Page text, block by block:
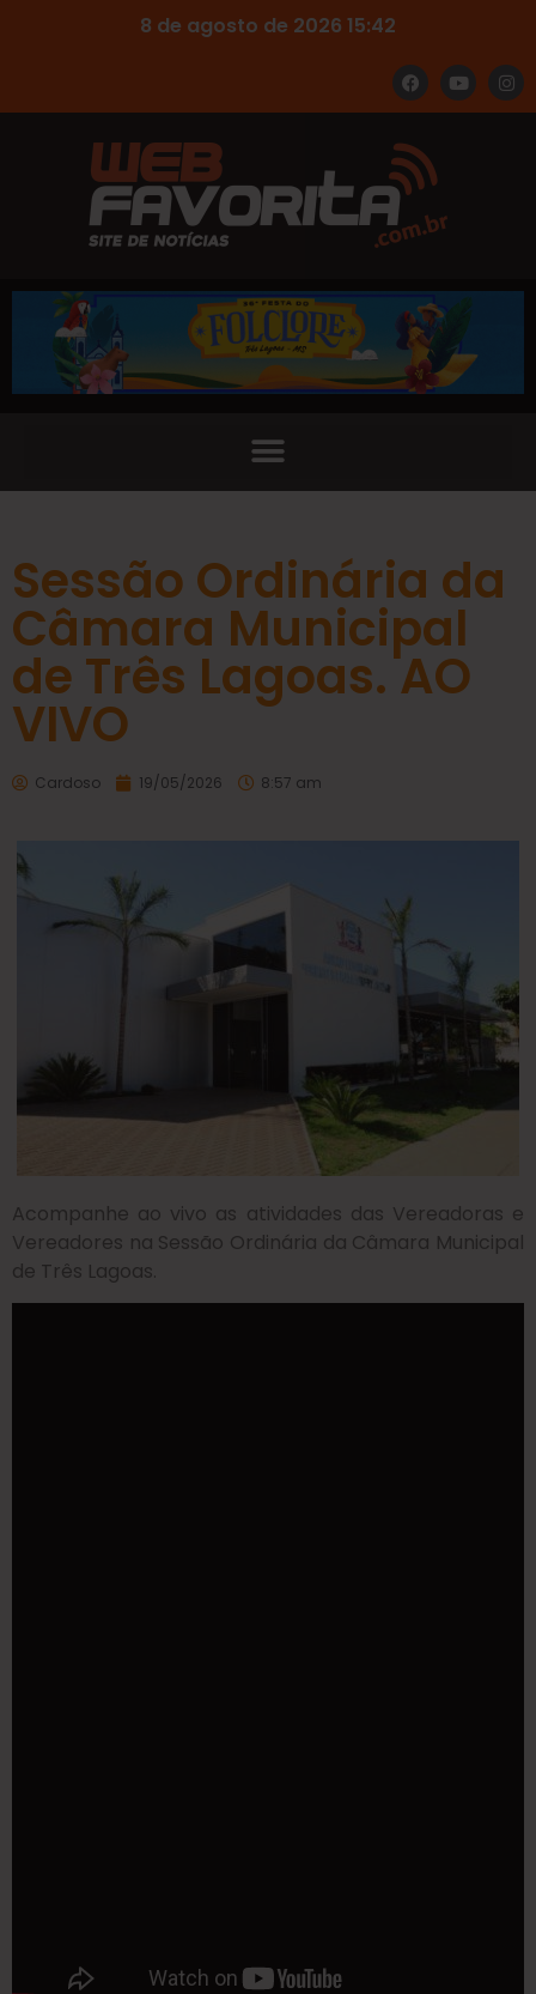
8 de agosto de 2026 15:42
Sessão Ordinária da
Câmara Municipal
de Três Lagoas. AO
VIVO
Cardoso 19/05/2026 8:57 am
Acompanhe ao vivo as atividades das Vereadoras e
Vereadores na Sessão Ordinária da Câmara Municipal
de Três Lagoas.